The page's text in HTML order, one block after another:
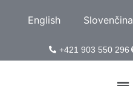
English Slovenčina
+421 903 550 296